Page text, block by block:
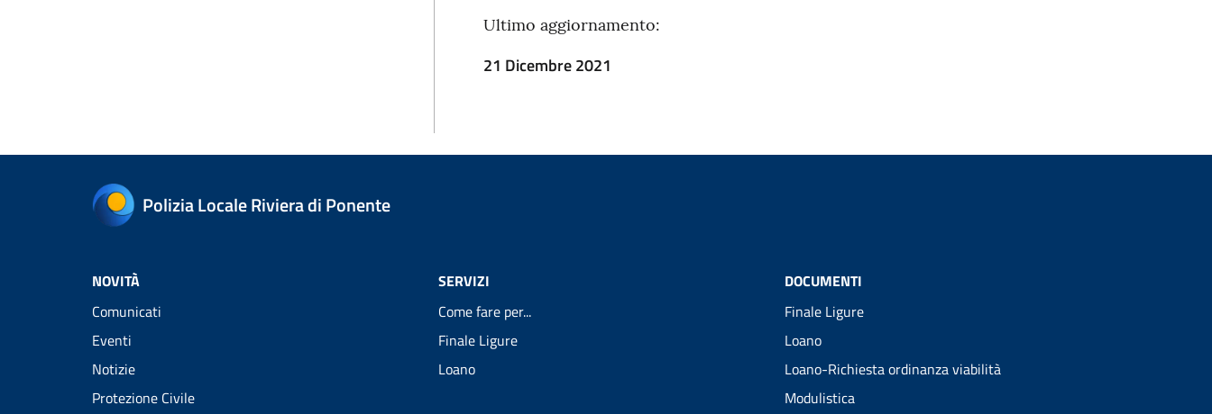
Ultimo aggiornamento:
21 Dicembre 2021
Polizia Locale Riviera di Ponente
NOVITÀ
Comunicati
Eventi
Notizie
Protezione Civile
SERVIZI
Come fare per...
Finale Ligure
Loano
DOCUMENTI
Finale Ligure
Loano
Loano-Richiesta ordinanza viabilità
Modulistica